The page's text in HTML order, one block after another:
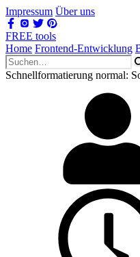
Impressum Über uns
FREE tools
Home Frontend-Entwicklung
Schnellformatierung normal: